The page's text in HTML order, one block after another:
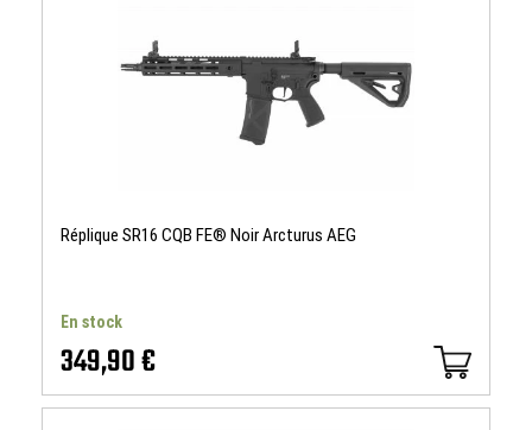
Réplique SR16 CQB FE® Noir Arcturus AEG
En stock
349,90 €